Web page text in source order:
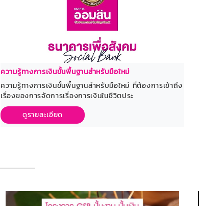
ความรู้ทางการเงินขั้นพื้นฐานสำหรับมือใหม่
ความรู้ทางการเงินขั้นพื้นฐานสำหรับมือใหม่ ที่ต้องการเข้าถึง
เรื่องของการจัดการเรื่องการเงินในชีวิตประ
ดูรายละเอียด